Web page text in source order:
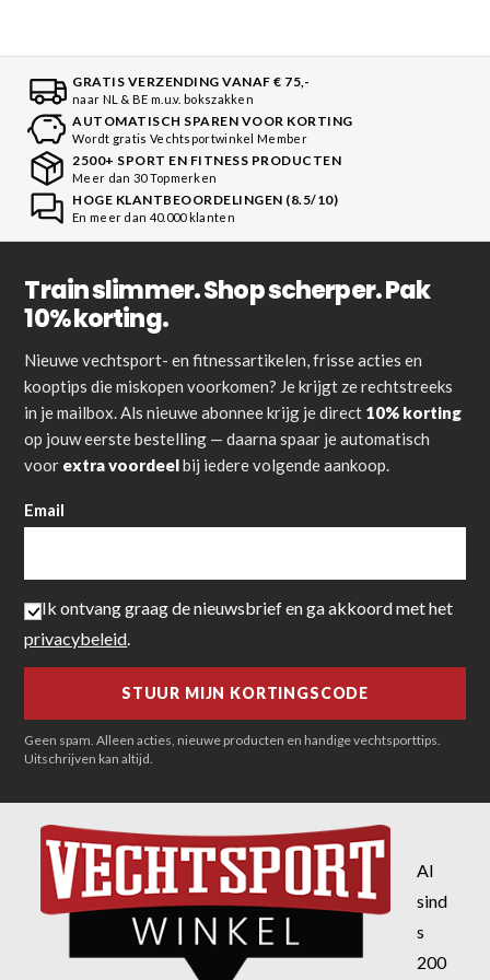
GRATIS VERZENDING VANAF € 75,-
naar NL & BE m.u.v. bokszakken
AUTOMATISCH SPAREN VOOR KORTING
Wordt gratis Vechtsportwinkel Member
2500+ SPORT EN FITNESS PRODUCTEN
Meer dan 30 Topmerken
HOGE KLANTBEOORDELINGEN (8.5/10)
En meer dan 40.000 klanten
Train slimmer. Shop scherper. Pak
10% korting.
Nieuwe vechtsport- en fitnessartikelen, frisse acties en
kooptips die miskopen voorkomen? Je krijgt ze rechtstreeks
in je mailbox. Als nieuwe abonnee krijg je direct 10% korting
op jouw eerste bestelling — daarna spaar je automatisch
voor extra voordeelbij iedere volgende aankoop.
Email
Ik ontvang graag de nieuwsbrief en ga akkoord met het
privacybeleid
Geen spam. Alleen acties, nieuwe producten en handige vechtsporttips.
Uitschrijven kan altijd.
Al
sind
s
200